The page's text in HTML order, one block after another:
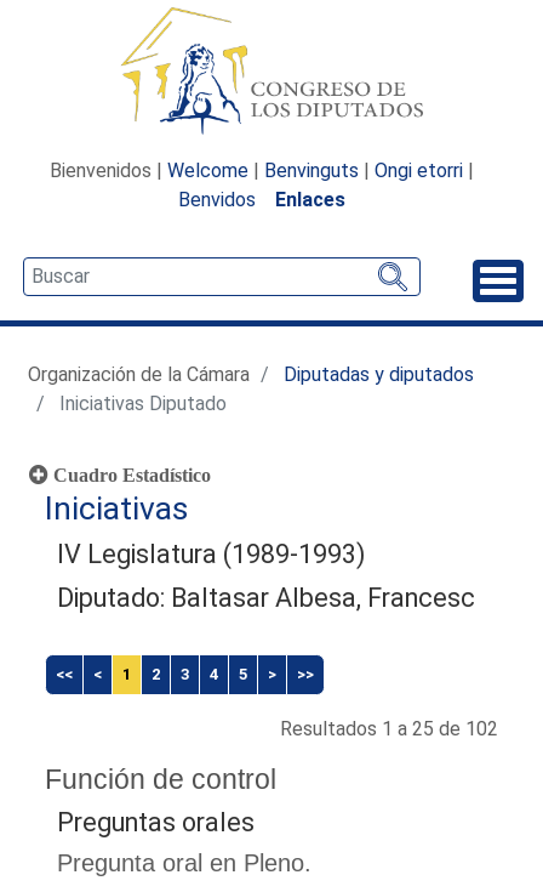
Bienvenidos | Welcome | Benvinguts | Ongi etorri |
Benvidos
Enlaces
Organización de la Cámara
Diputadas y diputados
Iniciativas Diputado
Cuadro Estadístico
Iniciativas
IV Legislatura (1989-1993)
Diputado: Baltasar Albesa, Francesc
<< < 1 2 3 4 5 > >>
Resultados 1 a 25 de 102
Función de control
Preguntas orales
Pregunta oral en Pleno.